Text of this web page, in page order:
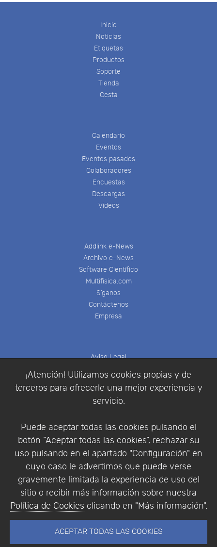
¡Atención! Utilizamos cookies propias y de
terceros para ofrecerle una mejor experiencia y
servicio.
Puede aceptar todas las cookies pulsando el
botón “Aceptar todas las cookies”, rechazar su
uso pulsando en el apartado "Configuración" en
cuyo caso le advertimos que puede verse
gravemente limitada la experiencia de uso del
sitio o recibir más información sobre nuestra
Política de Cookies clicando en "Más información".
ACEPTAR TODAS LAS COOKIES
Inicio
Noticias
Etiquetas
Productos
Soporte
Tienda
Cesta
Calendario
Eventos
Eventos pasados
Colaboradores
Encuestas
Descargas
Videos
Addlink e-News
Archivo e-News
Software Científico
Multifisica.com
Síganos
Contáctenos
Empresa
Aviso Legal
Política de Privacidad
Condiciones de compra
Identificarse
Empresa|Aviso Legal| Política de Privacidad |
Política de Cookies
© Copyright 1994 - 2026. Addlink Software
Científico, S.L.
Portugal.